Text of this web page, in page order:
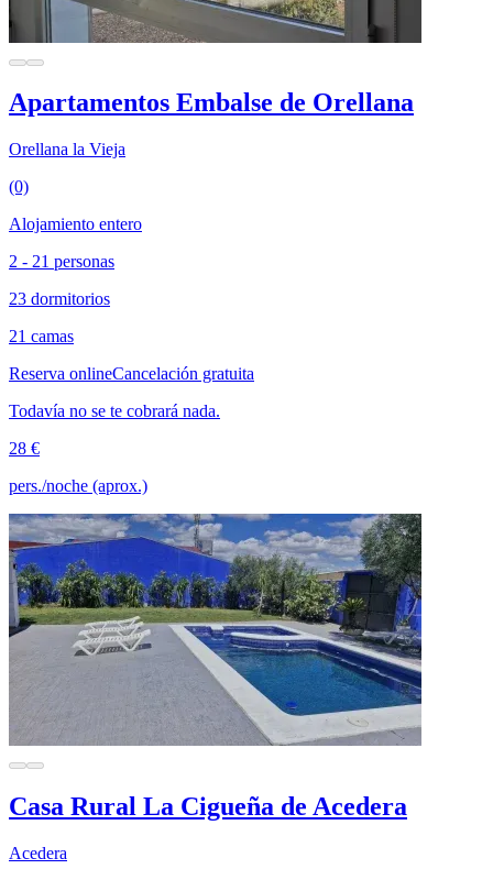
Apartamentos Embalse de Orellana
Orellana la Vieja
(0)
Alojamiento entero
2 - 21 personas
23 dormitorios
21 camas
Reserva onlineCancelación gratuita
Todavía no se te cobrará nada.
28 €
pers./noche (aprox.)
Casa Rural La Cigueña de Acedera
Acedera